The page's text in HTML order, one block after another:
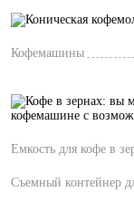
Кофемашины
Емкость для кофе в
Съемный контейнер